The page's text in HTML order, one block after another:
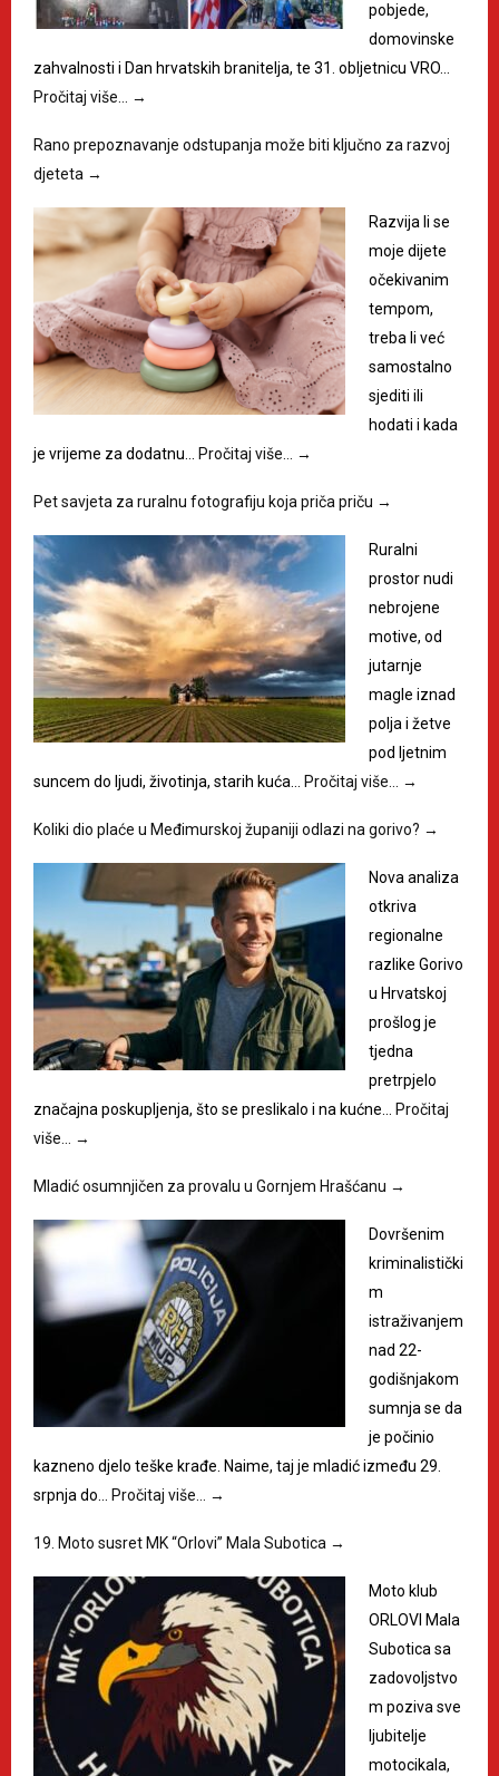
pobjede,
domovinske
zahvalnosti i Dan hrvatskih branitelja, te 31. obljetnicu VRO…
Pročitaj više… →
Rano prepoznavanje odstupanja može biti ključno za razvoj
djeteta →
Razvija li se
moje dijete
očekivanim
tempom,
treba li već
samostalno
sjediti ili
hodati i kada
je vrijeme za dodatnu… Pročitaj više… →
Pet savjeta za ruralnu fotografiju koja priča priču →
Ruralni
prostor nudi
nebrojene
motive, od
jutarnje
magle iznad
polja i žetve
pod ljetnim
suncem do ljudi, životinja, starih kuća… Pročitaj više… →
Koliki dio plaće u Međimurskoj županiji odlazi na gorivo? →
Nova analiza
otkriva
regionalne
razlike Gorivo
u Hrvatskoj
prošlog je
tjedna
pretrpjelo
značajna poskupljenja, što se preslikalo i na kućne… Pročitaj
više… →
Mladić osumnjičen za provalu u Gornjem Hrašćanu →
Dovršenim
kriminalistički
m
istraživanjem
nad 22-
godišnjakom
sumnja se da
je počinio
kazneno djelo teške krađe. Naime, taj je mladić između 29.
srpnja do… Pročitaj više… →
19. Moto susret MK “Orlovi” Mala Subotica →
Moto klub
ORLOVI Mala
Subotica sa
zadovoljstvo
m poziva sve
ljubitelje
motocikala,